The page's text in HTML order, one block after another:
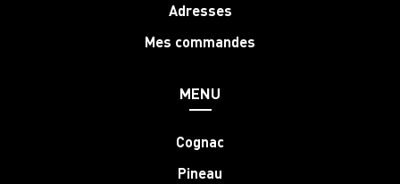
Adresses
Mes commandes
MENU
Cognac
Pineau